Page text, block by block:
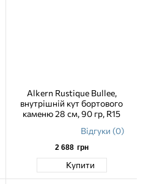
Alkern Rustique Bullee,
внутрішній кут бортового
каменю 28 см, 90 гр, R15
Відгуки (0)
2 688 грн
Купити